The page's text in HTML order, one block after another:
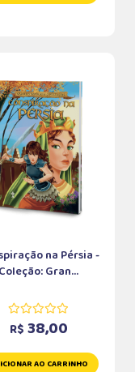
na Pérsia -
Coleção: Gran...
R$ 38,00
AO CARRINHO